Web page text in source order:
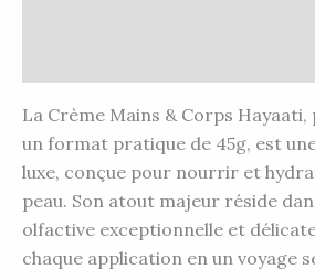
La Crème Mains & Corps
un format pratique de 45g, est
luxe, conçue pour nourrir et
peau. Son atout majeur réside
olfactive exceptionnelle et
chaque application en un voyage